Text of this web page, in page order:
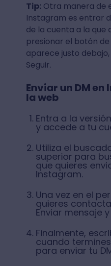
Tip:Otra manera de
Instagram es entrar
de la cuenta a la
presionar el botón de
aparece justo
Seguir.
Enviar un DM
la web
Entra a la
y accede a tu
Utiliza el
superior para
que quieres
Instagram.
Una vez en el
quieres
Enviar mensaje
Finalmente,
cuando
para enviar tu